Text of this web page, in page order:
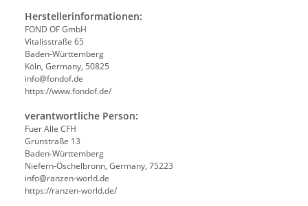
Herstellerinformationen:
FOND OF GmbH
Vitalisstraße 65
Baden-Württemberg
Köln, Germany, 50825
info@fondof.de
https://www.fondof.de/
verantwortliche Person:
Fuer Alle CFH
Grünstraße 13
Baden-Württemberg
Niefern-Öschelbronn, Germany, 75223
info@ranzen-world.de
https://ranzen-world.de/